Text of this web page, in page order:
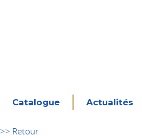
Catalogue Actualités
>> Retour